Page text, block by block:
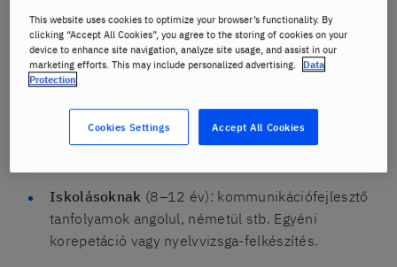
A korainyelvtanulásjavítja a memóriát, fejleszti a
kreativitást, problémamegoldást.
A Berlitznél természetes módon sajátítják el a
nyelvet – beszédközpontúan, játékosan.
Iskolásoknak (8–12 év): kommunikációfejlesztő
tanfolyamok angolul, németül stb. Egyéni
korepetáció vagy nyelvvizsga-felkészítés.
This website uses cookies to optimize your browser’s functionality. By
clicking “Accept All Cookies”, you agree to the storing of cookies on your
device to enhance site navigation, analyze site usage, and assist in our
marketing efforts. This may include personalized advertising. Data
Protection
Accept All Cookies
Cookies Settings